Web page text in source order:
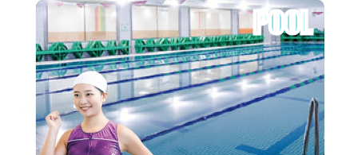
POOL